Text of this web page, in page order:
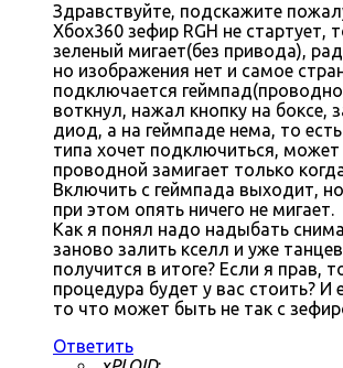
Здравствуйте, подскажите
Хбох360 зефир RGH не стартует,
зеленый мигает(без привода),
но изображения нет и самое
подключается
воткнул, нажал кнопку на боксе,
диод, а на геймпаде нема, то
типа хочет подключиться, может
проводной замигает только
Включить с геймпада выходит,
при этом опять ничего не мигает.
Как я понял надо надыбать
заново залить кселл и уже
получится в итоге? Если я прав,
процедура будет у вас стоить? И
то что может быть не так с
Ответить